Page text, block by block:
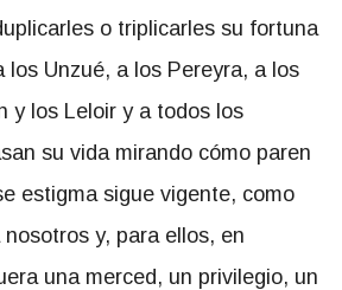
o triplicarles su fortuna
los Unzué, a los Pereyra, a los
y los Leloir y a todos los
su vida mirando cómo paren
estigma sigue vigente, como
y, para ellos, en
una merced, un privilegio, un